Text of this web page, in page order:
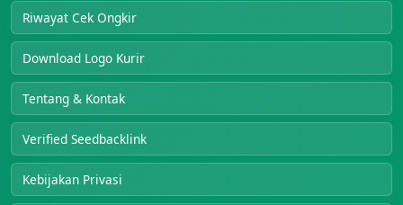
Riwayat Cek Ongkir
Download Logo Kurir
Tentang & Kontak
Verified Seedbacklink
Kebijakan Privasi